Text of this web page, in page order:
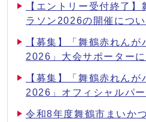
【エントリー受付終了
ラソン2026の開催につい
【募集】「舞鶴赤れんが
2026」大会サポーター
【募集】「舞鶴赤れんが
2026」オフィシャルパ
令和8年度舞鶴市まいか